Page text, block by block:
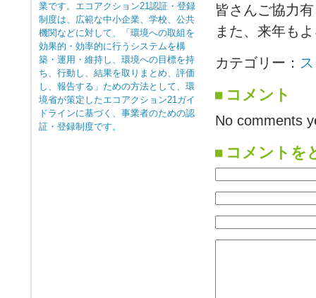
業です。エコアクション21認証・登録
制度は、広範な中小企業、学校、公共
機関などに対して、「環境への取組を
効果的・効率的に行うシステムを構
築・運用・維持し、環境への目標を持
ち、行動し、結果を取りまとめ、評価
し、報告する」ための方法として、環
境省が策定したエコアクション21ガイ
ドラインに基づく、事業者のための認
証・登録制度です。
皆さんご協力
また、来年も
カテゴリー：
コメント
No comments
コメントを